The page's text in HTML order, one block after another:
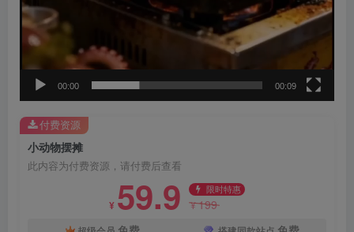
00:00 00:09
小动物摆摊
此内容为付费资源，请付费后查看
¥ 59.9 限时特惠
¥199
付费资源